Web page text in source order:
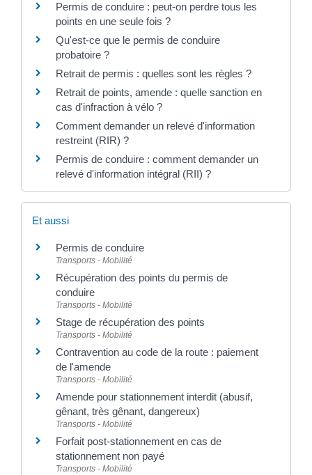
Permis de conduire : peut-on perdre tous les
points en une seule fois ?
Qu'est-ce que le permis de conduire
probatoire ?
Retrait de permis : quelles sont les règles ?
Retrait de points, amende : quelle sanction en
cas d'infraction à vélo ?
Comment demander un relevé d'information
restreint (RIR) ?
Permis de conduire : comment demander un
relevé d'information intégral (RII) ?
Et aussi
Permis de conduire
Transports - Mobilité
Récupération des points du permis de
conduire
Transports - Mobilité
Stage de récupération des points
Transports - Mobilité
Contravention au code de la route : paiement
de l'amende
Transports - Mobilité
Amende pour stationnement interdit (abusif,
gênant, très gênant, dangereux)
Transports - Mobilité
Forfait post-stationnement en cas de
stationnement non payé
Transports - Mobilité